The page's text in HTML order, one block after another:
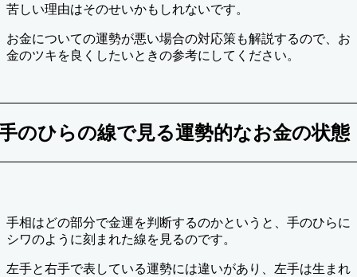
苦しい理由はそのせいかもしれないです。
お金についての運勢が悪い場合の対応策も解説するので、お
金のツキを良くしたいときの参考にしてください。
のひらの線で見る運勢的なお金の状態
手相はどの部分で金運を判断するのかというと、手のひらに
シワのように刻まれた線を見るのです。
左手と右手で表している運勢には違いがあり、左手は生まれ